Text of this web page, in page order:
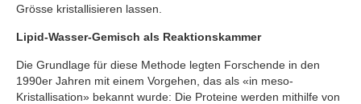
Grösse kristallisieren lassen.
Lipid-Wasser-Gemisch als Reaktionskammer
Die Grundlage für diese Methode legten Forschende in den
1990er Jahren mit einem Vorgehen, das als «in meso-
Kristallisation» bekannt wurde: Die Proteine werden mithilfe von